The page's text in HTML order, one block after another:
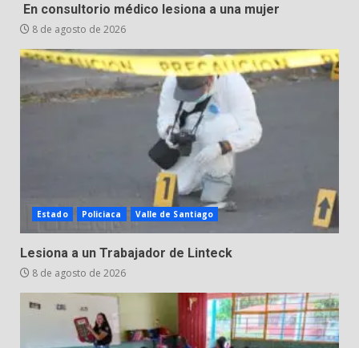
5
Inauguran la Galería Historia y
7 de agosto de 2026
Valle de Santiago refuerza
seguridad con nuevas unidades
7 de agosto de 2026
7
6 de agosto de 2026
En consultorio médico lesiona a una mujer
8 de agosto de 2026
Estado Policiaca Valle de Santiago
Lesiona a un Trabajador de Linteck
8 de agosto de 2026